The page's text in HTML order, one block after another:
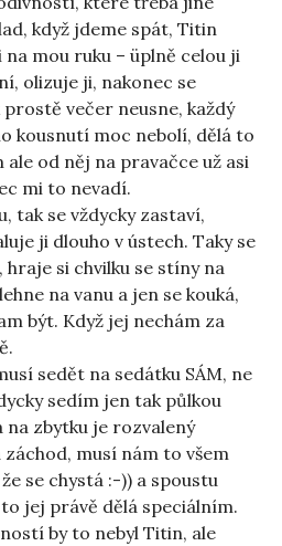
když jdeme spát, Titin
mou ruku – üplně celou ji
olizuje ji, nakonec se
prostě večer neusne, každý
kousnutí moc nebolí, dělá to
ale od něj na pravačce už asi
mi to nevadí.
tak se vždycky zastaví,
ji dlouho v ústech. Taky se
si chvilku se stíny na
na vanu a jen se kouká,
být. Když jej nechám za
sedět na sedátku SÁM, ne
sedím jen tak půlkou
na zbytku je rozvalený
musí nám to všem
se chystá :-)) a spoustu
jej právě dělá speciálním.
by to nebyl Titin, ale